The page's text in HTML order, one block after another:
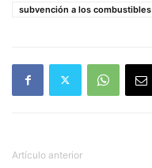
subvención a los combustibles
Artículo anterior